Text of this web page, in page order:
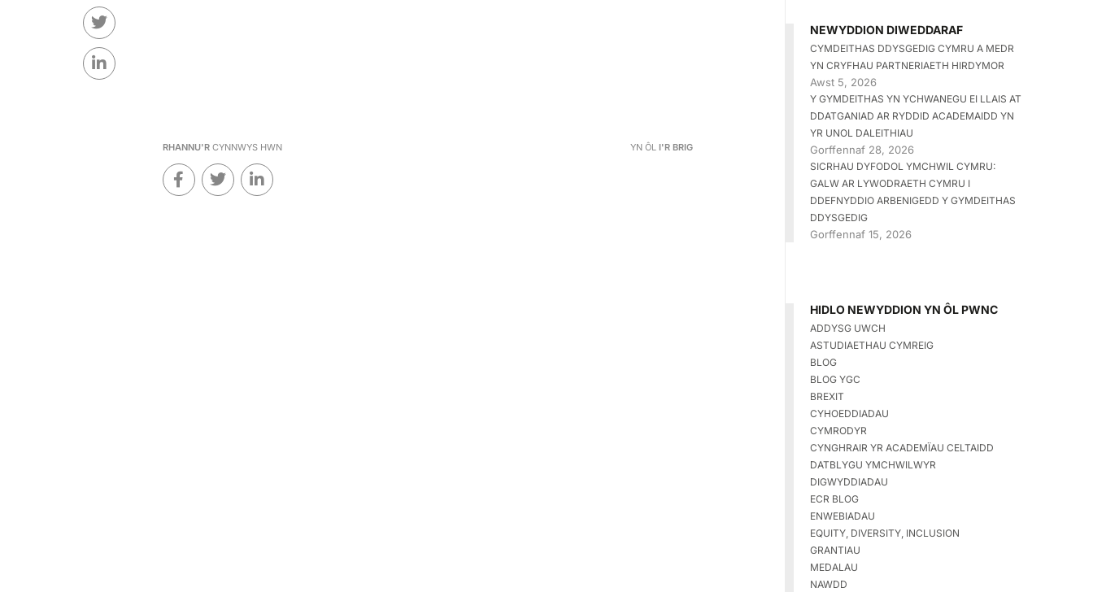
RHANNU'RCYNNWYS HWN YN ÔL I'R BRIG
NEWYDDION DIWEDDARAF
CYMDEITHAS DDYSGEDIG CYMRU A MEDR
YN CRYFHAU PARTNERIAETH HIRDYMOR
Awst 5, 2026
Y GYMDEITHAS YN YCHWANEGU EI LLAIS AT
DDATGANIAD AR RYDDID ACADEMAIDD YN
YR UNOL DALEITHIAU
Gorffennaf 28, 2026
SICRHAU DYFODOL YMCHWIL CYMRU:
GALW AR LYWODRAETH CYMRU I
DDEFNYDDIO ARBENIGEDD Y GYMDEITHAS
DDYSGEDIG
Gorffennaf 15, 2026
HIDLO NEWYDDION YN ÔL PWNC
ADDYSG UWCH
ASTUDIAETHAU CYMREIG
BLOG
BLOG YGC
BREXIT
CYHOEDDIADAU
CYMRODYR
CYNGHRAIR YR ACADEMÏAU CELTAIDD
DATBLYGU YMCHWILWYR
DIGWYDDIADAU
ECR BLOG
ENWEBIADAU
EQUITY, DIVERSITY, INCLUSION
GRANTIAU
MEDALAU
NAWDD